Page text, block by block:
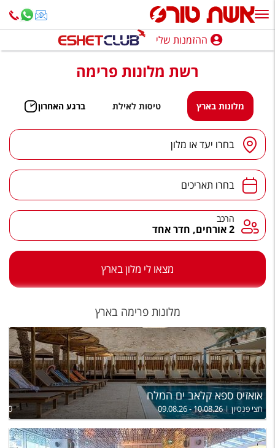
ההזמנות שלי
חופשה לפי סגנון
מלונות באילת
טיולים מאורגנים
סגנונות טיול
הרגע האחרון
Русский
קרוז
מגזין אשת
שירות לקוחות
טופס צור קשר
ההזמנות שלי
רשת מלונות פרימה
מלונות בארץ טיסות לאילת ברגע האחרון
יעד/מלון בחרו יעד או מלון
תאריכים בחרו תאריכים
הרכב הרכב
2 אורחים, חדר אחד
מצאו לי מלון בארץ
מלונות פרימה בארץ
אואזיס ספא קלאב ים המלח
חצי פנסיון 09.08.26 - 10.08.26